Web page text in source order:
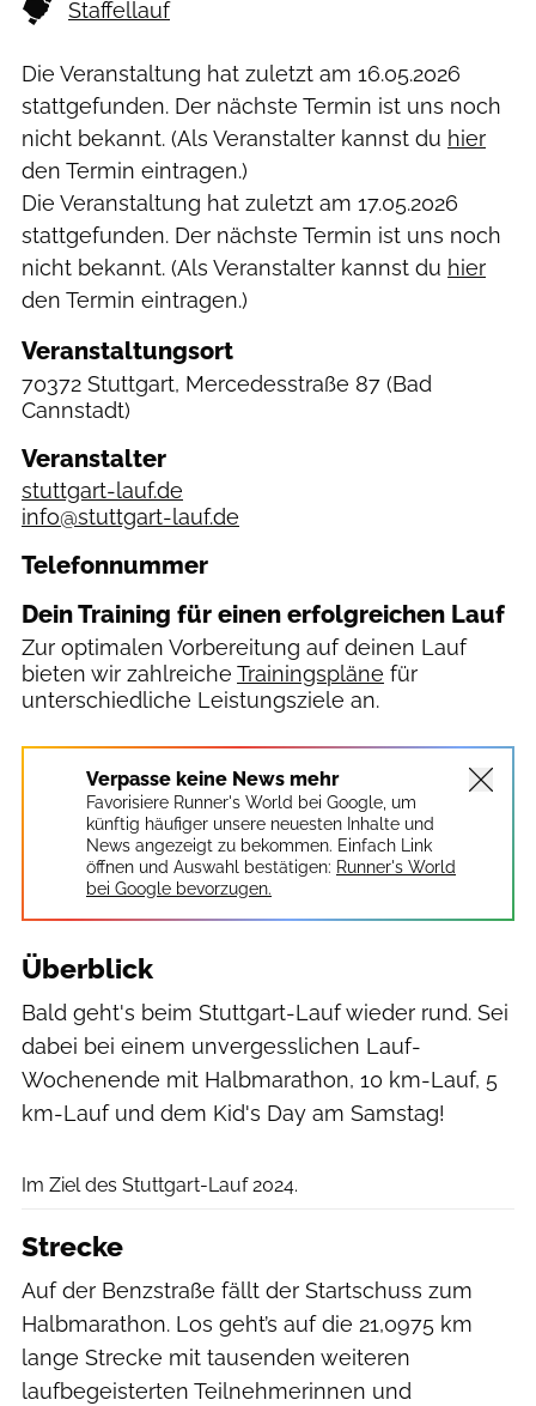
Staffellauf
Die Veranstaltung hat zuletzt am 16.05.2026
stattgefunden. Der nächste Termin ist uns noch
nicht bekannt. (Als Veranstalter kannst du hier
den Termin eintragen.)
Die Veranstaltung hat zuletzt am 17.05.2026
stattgefunden. Der nächste Termin ist uns noch
nicht bekannt. (Als Veranstalter kannst du hier
den Termin eintragen.)
Veranstaltungsort
70372 Stuttgart, Mercedesstraße 87 (Bad
Cannstadt)
Veranstalter
stuttgart-lauf.de
info@stuttgart-lauf.de
Telefonnummer
Dein Training für einen erfolgreichen Lauf
Zur optimalen Vorbereitung auf deinen Lauf
bieten wir zahlreiche Trainingspläne für
unterschiedliche Leistungsziele an.
Verpasse keine News mehr
Favorisiere Runner's World bei Google, um
künftig häufiger unsere neuesten Inhalte und
News angezeigt zu bekommen. Einfach Link
öffnen und Auswahl bestätigen: Runner's World
bei Google bevorzugen.
Überblick
Bald geht's beim Stuttgart-Lauf wieder rund. Sei
dabei bei einem unvergesslichen Lauf-
Wochenende mit Halbmarathon, 10 km-Lauf, 5
km-Lauf und dem Kid's Day am Samstag!
Im Ziel des Stuttgart-Lauf 2024.
Strecke
Auf der Benzstraße fällt der Startschuss zum
Halbmarathon. Los geht’s auf die 21,0975 km
lange Strecke mit tausenden weiteren
laufbegeisterten Teilnehmerinnen und